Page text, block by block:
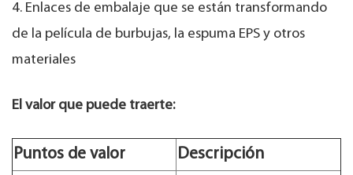
4. Enlaces de embalaje que se están transformando
de la película de burbujas, la espuma EPS y otros
materiales
El valor que puede traerte:
Puntos de valor Descripción